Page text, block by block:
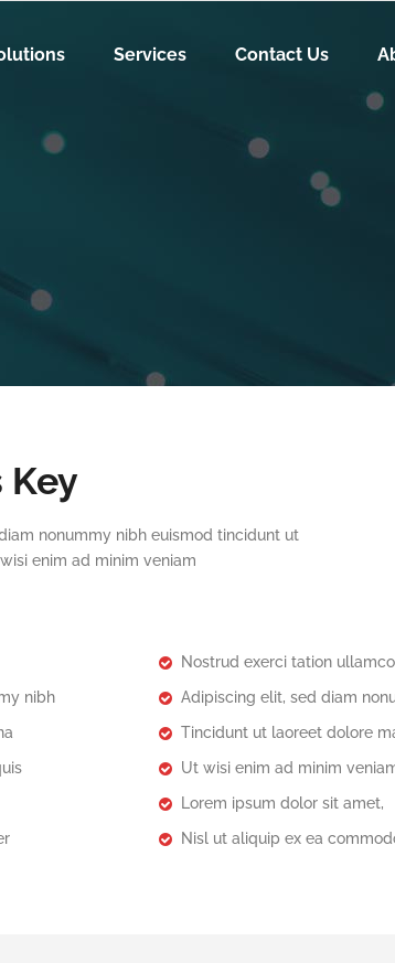
Services Contact Us
Key
nonummy nibh euismod tincidunt ut
enim ad minim veniam
nibh
Nostrud exerci tation
Adipiscing elit, sed diam
Tincidunt ut laoreet dolore
Ut wisi enim ad minim
Lorem ipsum dolor sit amet,
Nisl ut aliquip ex ea